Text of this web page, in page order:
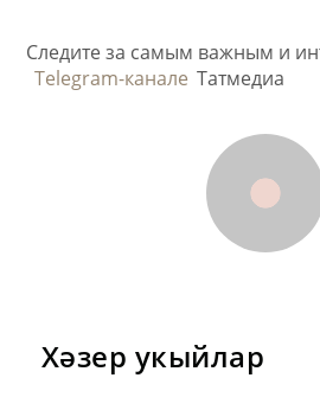
Следите за самым важным и
Telegram-канале Татмедиа
Хәзер укыйлар